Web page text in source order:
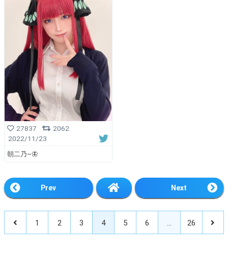
27837
2062
2022/11/23
朝二乃~🦋
Prev Next
1 2 3 4 5 6 … 26